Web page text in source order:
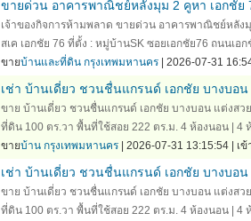
ขายด่วน อาคารพาณิชย์หลังมุม 2 คูหา เอกชัย
เจ้าของกิจการห้ามพลาด ขายด่วน อาคารพาณิชย์หลัง
สเค เอกชัย 76 ที่ตั้ง : หมู่บ้านSK ซอยเอกชัย76 ถนนเอ
ขายบ้านและที่ดิน กรุงเทพมหานคร| 2026-07-31
เช่า บ้านเดี่ยว ชวนชื่นแกรนด์ เอกชัย บางบอ
ขาย บ้านเดี่ยว ชวนชื่นแกรนด์ เอกชัย บางบอน แต่งส
ที่ดิน 100 ตร.วา พื้นที่ใช้สอย 222 ตร.ม. 4 ห้องนอน | 4
ขายบ้าน กรุงเทพมหานคร| 2026-07-31 13:15:54 | เข้
เช่า บ้านเดี่ยว ชวนชื่นแกรนด์ เอกชัย บางบอ
ขาย บ้านเดี่ยว ชวนชื่นแกรนด์ เอกชัย บางบอน แต่งส
ที่ดิน 100 ตร.วา พื้นที่ใช้สอย 222 ตร.ม. 4 ห้องนอน | 4